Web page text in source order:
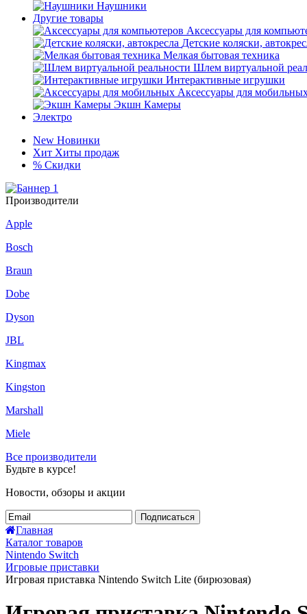
Наушники
Другие товары
Аксессуары для
Детские коляски,
Мелкая бытовая техника
Шлем виртуальной
Интерактивные игрушки
Аксессуары для
Экшн Камеры
Электро
New Новинки
Хит Хиты продаж
% Скидки
Производители
Apple
Bosch
Braun
Dobe
Dyson
JBL
Kingmax
Kingston
Marshall
Miele
Все производители
Будьте в курсе!
Новости, обзоры и акции
Подписаться
Главная
Каталог товаров
Nintendo Switch
Игровые приставки
Игровая приставка Nintendo Switch Lite (бирюзовая)